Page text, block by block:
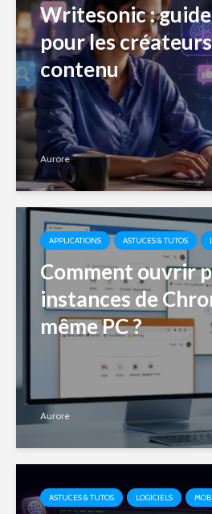
Writesonic :
pour les
contenu
Aurore
APPLICATIONS ASTUCES & TUTOS
Comment ouvrir
instances de
même PC ?
Aurore
ASTUCES & TUTOS LOGICIELS